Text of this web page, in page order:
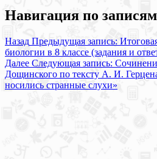
Навигация по записям
Назад Предыдущая запись:
биологии в 8 классе (задания и
Далее Следующая запись:
Дощинского по тексту А. И.
носились странные слухи»